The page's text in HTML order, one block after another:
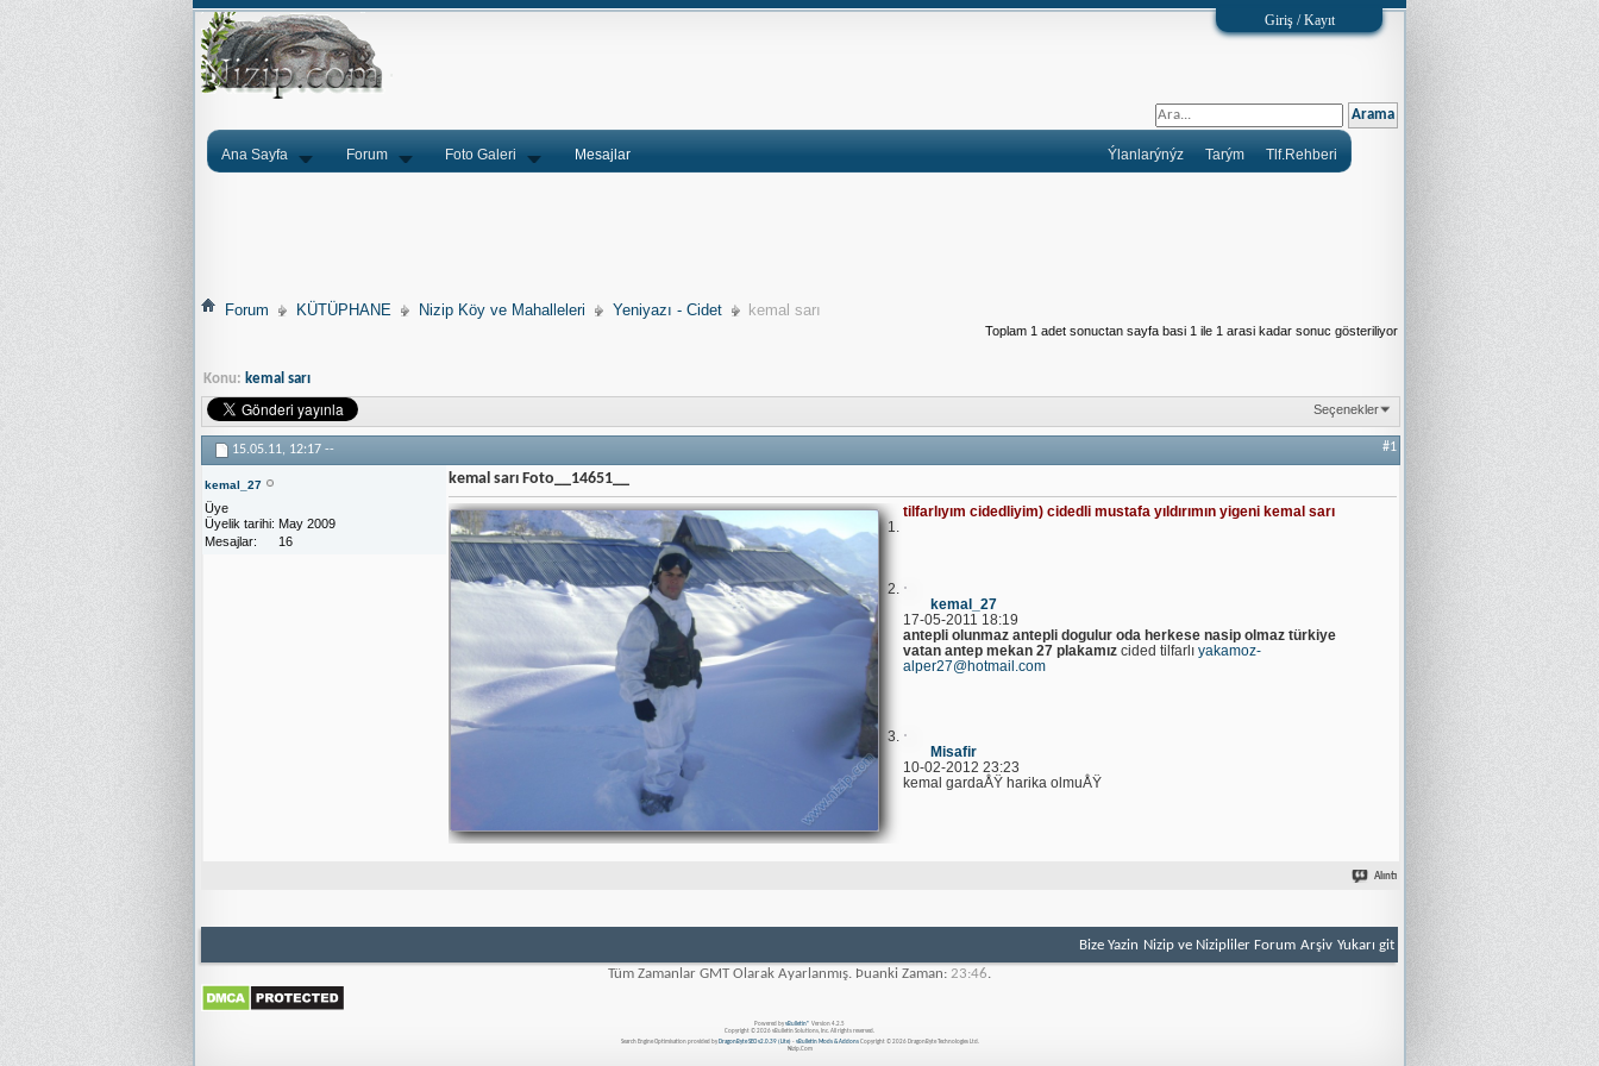
Giriş / Kayıt
Ana Sayfa Forum Foto Galeri Mesajlar Tlf.Rehberi
Tarým
Ýlanlarýnýz
Forum KÜTÜPHANE Nizip Köy ve Mahalleleri Yeniyazı - Cidet kemal sarı
Toplam 1 adet sonuctan sayfa basi 1 ile 1 arasi kadar sonuc gösteriliyor
Konu: kemal sarı
Seçenekler
15.05.11, 12:17 -- #1
kemal_27
Üye
Üyelik tarihi May 2009
Mesajlar
16
kemal sarı Foto__14651__
tilfarlıyım cidedliyim) cidedli mustafa yıldırımın yigeni kemal sarı
kemal_27
17-05-2011 18:19
antepli olunmaz antepli dogulur oda herkese nasip olmaz türkiye
vatan antep mekan 27 plakamızcided tilfarlı yakamoz-
alper27@hotmail.com
Misafir
10-02-2012 23:23
kemal gardaÅŸ harika olmuÅŸ
Alıntı
Bize Yazin Nizip ve Nizipliler Forum Arşiv Yukarı git
Tüm Zamanlar GMT Olarak Ayarlanmış. Þuanki Zaman: 23:46.
Powered by vBulletin® Version 4.2.5
Copyright © 2026 vBulletin Solutions, Inc. All rights reserved.
Search Engine Optimisation provided by DragonByte SEO v2.0.39 (Lite)- vBulletin Mods & AddonsCopyright © 2026 DragonByte Technologies Ltd.
Nizip.Com